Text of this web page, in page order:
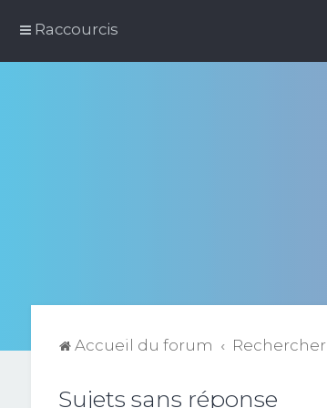
Raccourcis
Accueil du forum Rechercher
Sujets sans réponse